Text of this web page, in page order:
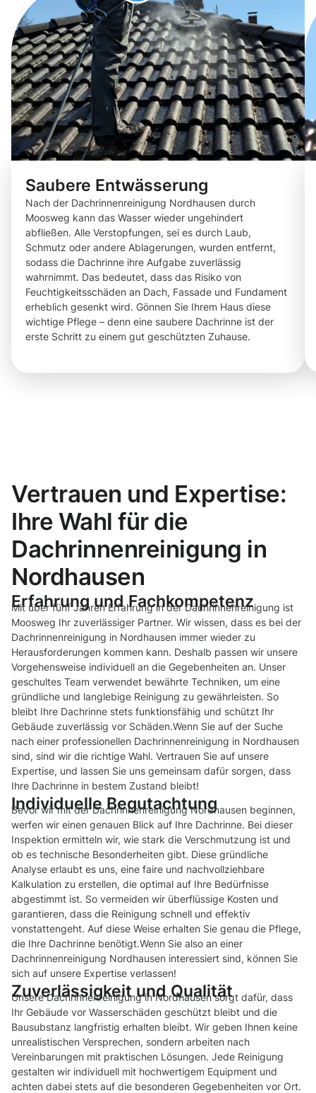
Saubere Entwässerung
Nach der Dachrinnenreinigung Nordhausen durch
Moosweg kann das Wasser wieder ungehindert
abfließen. Alle Verstopfungen, sei es durch Laub,
Schmutz oder andere Ablagerungen, wurden entfernt,
sodass die Dachrinne ihre Aufgabe zuverlässig
wahrnimmt. Das bedeutet, dass das Risiko von
Feuchtigkeitsschäden an Dach, Fassade und Fundament
erheblich gesenkt wird. Gönnen Sie Ihrem Haus diese
wichtige Pflege – denn eine saubere Dachrinne ist der
erste Schritt zu einem gut geschützten Zuhause.
Vertrauen und Expertise:
Ihre Wahl für die
Dachrinnenreinigung in
Nordhausen
Erfahrung und Fachkompetenz
Mit über fünf Jahren Erfahrung in der Dachrinnenreinigung ist
Moosweg Ihr zuverlässiger Partner. Wir wissen, dass es bei der
Dachrinnenreinigung in Nordhausen immer wieder zu
Herausforderungen kommen kann. Deshalb passen wir unsere
Vorgehensweise individuell an die Gegebenheiten an. Unser
geschultes Team verwendet bewährte Techniken, um eine
gründliche und langlebige Reinigung zu gewährleisten. So
bleibt Ihre Dachrinne stets funktionsfähig und schützt Ihr
Gebäude zuverlässig vor Schäden.Wenn Sie auf der Suche
nach einer professionellen Dachrinnenreinigung in Nordhausen
sind, sind wir die richtige Wahl. Vertrauen Sie auf unsere
Expertise, und lassen Sie uns gemeinsam dafür sorgen, dass
Ihre Dachrinne in bestem Zustand bleibt!
Individuelle Begutachtung
Bevor wir mit der Dachrinnenreinigung Nordhausen beginnen,
werfen wir einen genauen Blick auf Ihre Dachrinne. Bei dieser
Inspektion ermitteln wir, wie stark die Verschmutzung ist und
ob es technische Besonderheiten gibt. Diese gründliche
Analyse erlaubt es uns, eine faire und nachvollziehbare
Kalkulation zu erstellen, die optimal auf Ihre Bedürfnisse
abgestimmt ist. So vermeiden wir überflüssige Kosten und
garantieren, dass die Reinigung schnell und effektiv
vonstattengeht. Auf diese Weise erhalten Sie genau die Pflege,
die Ihre Dachrinne benötigt.Wenn Sie also an einer
Dachrinnenreinigung Nordhausen interessiert sind, können Sie
sich auf unsere Expertise verlassen!
Zuverlässigkeit und Qualität
Unsere Dachrinnenreinigung in Nordhausen sorgt dafür, dass
Ihr Gebäude vor Wasserschäden geschützt bleibt und die
Bausubstanz langfristig erhalten bleibt. Wir geben Ihnen keine
unrealistischen Versprechen, sondern arbeiten nach
Vereinbarungen mit praktischen Lösungen. Jede Reinigung
gestalten wir individuell mit hochwertigem Equipment und
achten dabei stets auf die besonderen Gegebenheiten vor Ort.